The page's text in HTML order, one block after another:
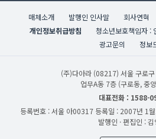
매체소개 발행인 인사말 회사연혁
개인정보취급방침
청소년보호책임자 :
광고문의
정보
(주)다아라 (08217) 서울 구로
업무A동 7층 (구로동, 중
대표전화 : 1588-
등록번호 : 서울 아00317 등록일 : 2007년 1
발행인 · 편집인 :